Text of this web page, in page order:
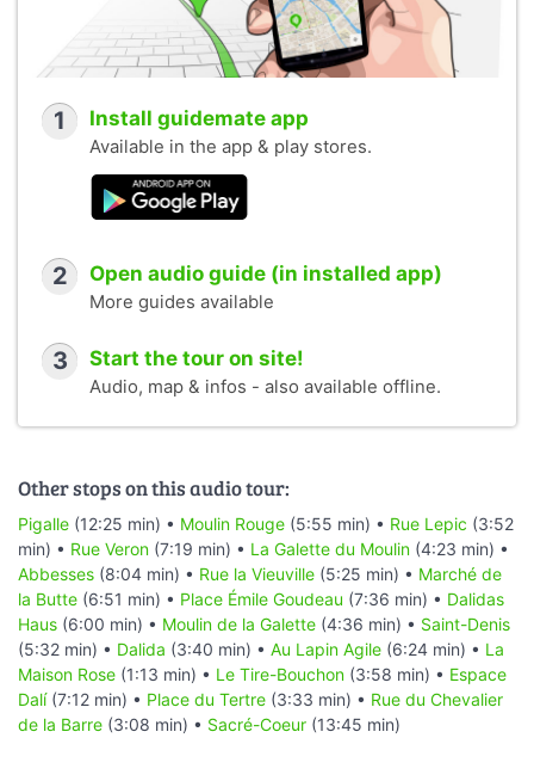
1 Install guidemate app
Available in the app & play stores.
2 Open audio guide (in installed app)
More guides available
3 Start the tour on site!
Audio, map & infos - also available offline.
Other stops on this audio tour:
Pigalle (12:25 min) • Moulin Rouge (5:55 min) • Rue Lepic (3:52
min) • Rue Veron (7:19 min) • La Galette du Moulin (4:23 min) •
Abbesses (8:04 min) • Rue la Vieuville (5:25 min) • Marché de
la Butte (6:51 min) • Place Émile Goudeau (7:36 min) • Dalidas
Haus (6:00 min) • Moulin de la Galette (4:36 min) • Saint-Denis
(5:32 min) • Dalida (3:40 min) • Au Lapin Agile (6:24 min) • La
Maison Rose (1:13 min) • Le Tire-Bouchon (3:58 min) • Espace
Dalí(7:12 min) • Place du Tertre (3:33 min) • Rue du Chevalier
de la Barre (3:08 min) • Sacré-Coeur (13:45 min)